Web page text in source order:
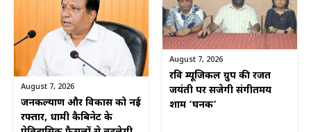
August 7, 2026
जनकल्याण और विकास को नई
रफ्तार, धामी कैबिनेट के
August 7, 2026
रवि म्यूजिकल ग्रुप की रजत
जयंती पर सजेगी संगीतमय
शाम ‘घनक’